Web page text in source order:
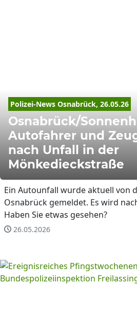
Polizei-News Osnabrück, 26.05.26
Osnabrück/
Autofahrer und
nach Unfall in der
Mönkedieckstraße
Ein Autounfall wurde aktuell von
Osnabrück gemeldet. Es wird
Haben Sie etwas gesehen?
26.05.2026